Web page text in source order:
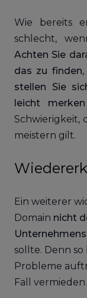
Wie bereits
schlecht,
Achten Sie
das zu
stellen Sie
leicht
Schwierigkeit,
meistern gilt.
Ein weiterer
Domain nicht
sollte. Denn
Probleme
Fall